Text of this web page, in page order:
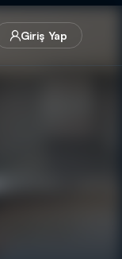
Giriş Yap